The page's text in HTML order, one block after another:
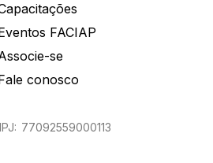
FACIAP
se
conosco
77092559000113